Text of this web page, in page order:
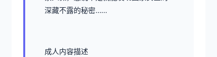
深藏不露的秘密……
成人内容描述